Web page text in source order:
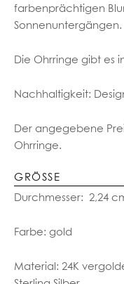
farbenprächtigen
Sonnenuntergängen.
Die Ohrringe gibt es
Nachhaltigkeit:
Der angegebene
Ohrringe.
GRÖSSE
Durchmesser: 2,24
Farbe: gold
Material: 24K